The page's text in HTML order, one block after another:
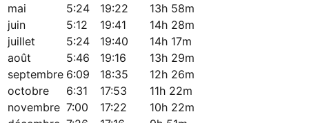
mai
5:24 19:22
13h 58m
juin
5:12 19:41
14h 28m
juillet
5:24 19:40
14h 17m
août
5:46 19:16
13h 29m
septembre 6:09 18:35
12h 26m
octobre
6:31 17:53
11h 22m
novembre 7:00 17:22
10h 22m